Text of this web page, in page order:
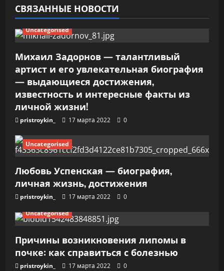
з
а
п
и
с
я
м
СВЯЗАННЫЕ НОВОСТИ
Uncategorised
Михаил Задорнов — талантливый
артист и его увлекательная биография
— выдающиеся достижения,
известность и интересные факты из
личной жизни!
pristroykin_ 17 марта 2022 0
Uncategorised
Любовь Успенская — биография,
личная жизнь, достижения
pristroykin_ 17 марта 2022
0
Uncategorised
Причины возникновения липомы в
почке: как справиться с болезнью
pristroykin_ 17 марта 2022 0